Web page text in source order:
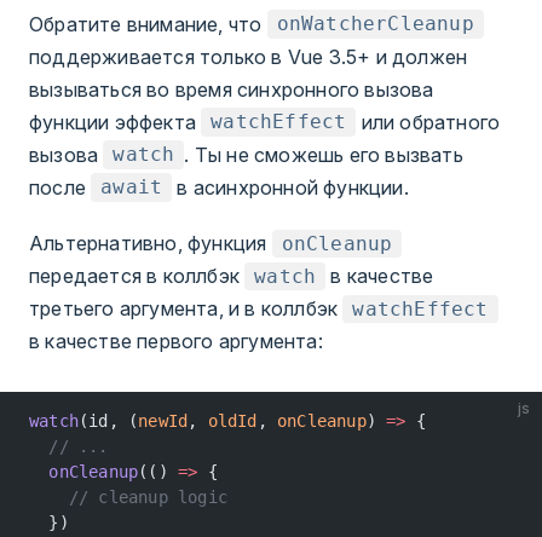
Обратите внимание, что onWatcherCleanup
поддерживается только в Vue 3.5+ и должен
вызываться во время синхронного вызова
функции эффекта
watchEffect
или обратного
вызова
watch . Ты не сможешь его вызвать
после
await в асинхронной функции.
Альтернативно, функция onCleanup
передается в коллбэк watch
в качестве
третьего аргумента, и в коллбэк
watchEffect
в качестве первого аргумента:
js
watch(id, (newId , oldId , onCleanup) => {
  // ...
  onCleanup
(() => {
    // cleanup logic
  })